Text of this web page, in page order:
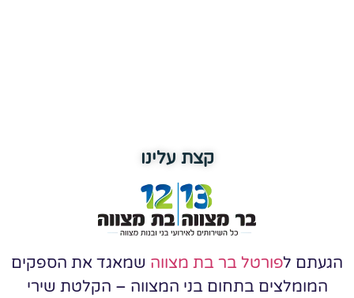
קצת עלינו
הגעתם לפורטל בר בת מצווה שמאגד את הספקים
המומלצים בתחום בני המצווה – הקלטת שירי